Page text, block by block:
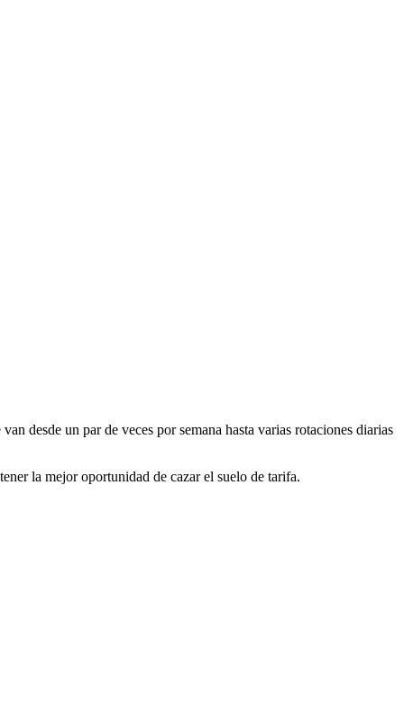
desde un par de veces por semana hasta varias rotaciones diarias
la mejor oportunidad de cazar el suelo de tarifa.